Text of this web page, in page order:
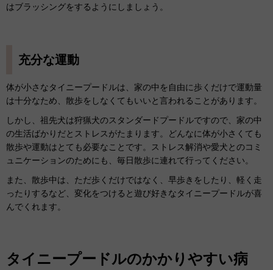
はブラッシングをするようにしましょう。
充分な運動
体が小さなタイニープードルは、家の中を自由に歩くだけで運動量
は十分なため、散歩をしなくてもいいと言われることがあります。
しかし、祖先犬は狩猟犬のスタンダードプードルですので、家の中
の生活ばかりだとストレスがたまります。どんなに体が小さくても
散歩や運動はとても必要なことです。ストレス解消や愛犬とのコミ
ュニケーションのためにも、毎日散歩に連れて行ってください。
また、散歩中は、ただ歩くだけではなく、早歩きをしたり、軽く走
ったりするなど、変化をつけると遊び好きなタイニープードルが喜
んでくれます。
タイニープードルのかかりやすい病